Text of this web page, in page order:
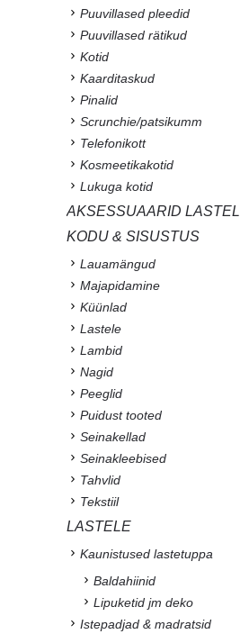
Puuvillased pleedid
Puuvillased rätikud
Kotid
Kaarditaskud
Pinalid
Scrunchie/patsikumm
Telefonikott
Kosmeetikakotid
Lukuga kotid
AKSESSUAARID
KODU & SISUSTUS
Lauamängud
Majapidamine
Küünlad
Lastele
Lambid
Nagid
Peeglid
Puidust tooted
Seinakellad
Seinakleebised
Tahvlid
Tekstiil
LASTELE
Kaunistused lastetuppa
Baldahiinid
Lipuketid jm deko
Istepadjad & madratsid